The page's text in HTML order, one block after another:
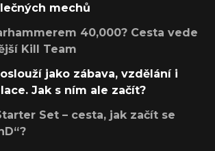
mechů
40,000? Cesta vede
Kill Team
jako zábava, vzdělání i
Jak s ním ale začít?
Set – cesta, jak začít se